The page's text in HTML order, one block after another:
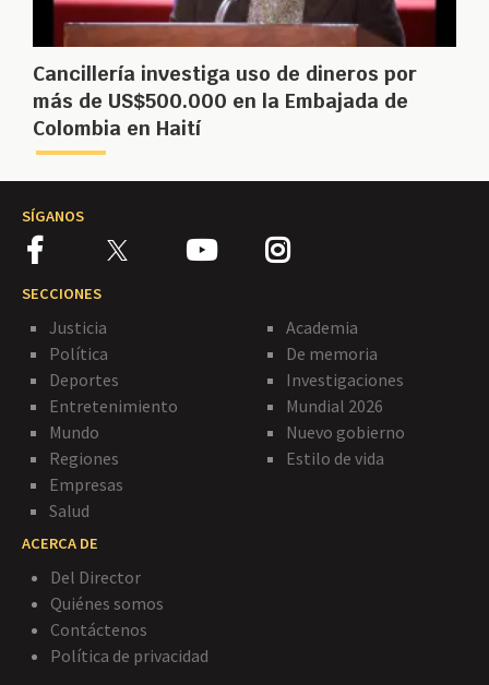
Cancillería investiga uso de dineros por
más de US$500.000 en la Embajada de
Colombia en Haití
SÍGANOS
SECCIONES
Justicia
Política
Deportes
Entretenimiento
Mundo
Regiones
Empresas
Salud
Academia
De memoria
Investigaciones
Mundial 2026
Nuevo gobierno
Estilo de vida
ACERCA DE
Del Director
Quiénes somos
Contáctenos
Política de privacidad